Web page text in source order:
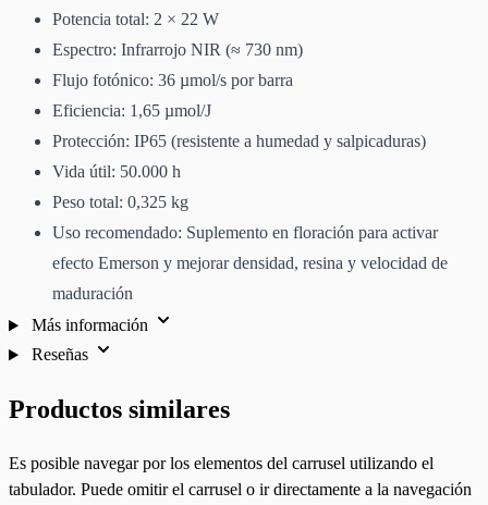
Potencia total: 2 × 22 W
Espectro: Infrarrojo NIR (≈ 730 nm)
Flujo fotónico: 36 µmol/s por barra
Eficiencia: 1,65 µmol/J
Protección: IP65 (resistente a humedad y salpicaduras)
Vida útil: 50.000 h
Peso total: 0,325 kg
Uso recomendado: Suplemento en floración para activar
efecto Emerson y mejorar densidad, resina y velocidad de
maduración
Más información
Reseñas
Productos similares
Es posible navegar por los elementos del carrusel utilizando el
tabulador. Puede omitir el carrusel o ir directamente a la navegación